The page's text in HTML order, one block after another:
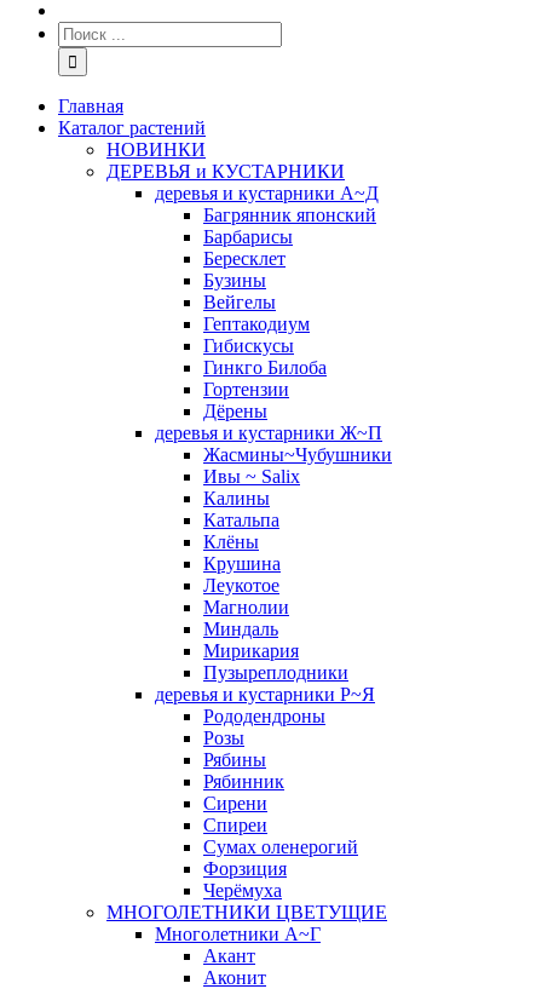
Главная
Каталог растений
НОВИНКИ
ДЕРЕВЬЯ и КУСТАРНИКИ
деревья и кустарники А~Д
Багрянник японский
Барбарисы
Бересклет
Бузины
Вейгелы
Гептакодиум
Гибискусы
Гинкго Билоба
Гортензии
Дёрены
деревья и кустарники Ж~П
Жасмины~Чубушники
Ивы ~ Salix
Калины
Катальпа
Клёны
Крушина
Леукотое
Магнолии
Миндаль
Мирикария
Пузыреплодники
деревья и кустарники Р~Я
Рододендроны
Розы
Рябины
Рябинник
Сирени
Спиреи
Сумах оленерогий
Форзиция
Черёмуха
МНОГОЛЕТНИКИ ЦВЕТУЩИЕ
Многолетники А~Г
Акант
Аконит